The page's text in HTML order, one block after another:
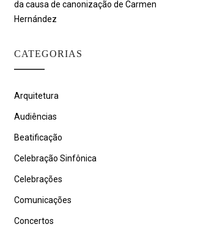
da causa de canonização de Carmen
Hernández
CATEGORIAS
Arquitetura
Audiências
Beatificação
Celebração Sinfônica
Celebrações
Comunicações
Concertos